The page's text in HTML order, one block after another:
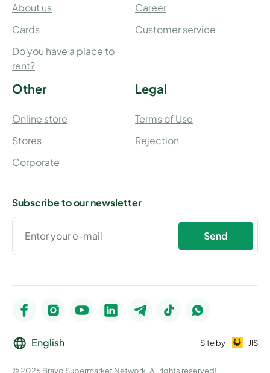
About us
Cards
Do you have a place to
rent?
Career
Customer service
Other
Online store
Stores
Corporate
Legal
Terms of Use
Rejection
Subscribe to our newsletter
Send
© 2026 Bravo Supermarket Network. All rights reserved!
Site by JIS
English